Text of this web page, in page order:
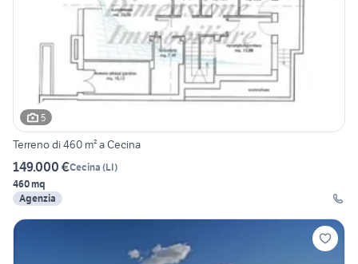
5
Terreno di 460 m² a Cecina
149.000 €Cecina (LI)
460 mq
Agenzia